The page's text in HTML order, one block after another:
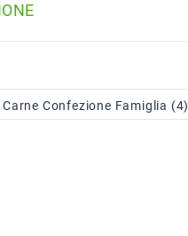
Carne Confezione Famiglia (4)